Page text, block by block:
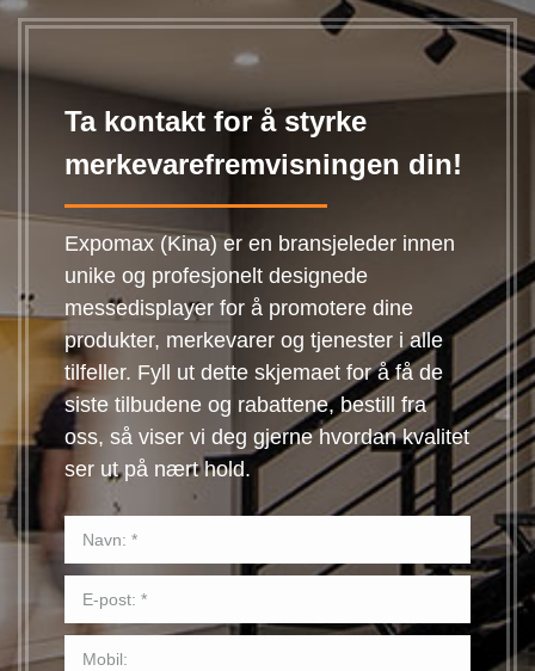
rekke ...
Ta kontakt for å styrke
merkevarefremvisningen din!
Expomax (Kina) er en bransjeleder innen
unike og profesjonelt designede
messedisplayer for å promotere dine
produkter, merkevarer og tjenester i alle
tilfeller. Fyll ut dette skjemaet for å få de
siste tilbudene og rabattene, bestill fra
oss, så viser vi deg gjerne hvordan kvalitet
ser ut på nært hold.